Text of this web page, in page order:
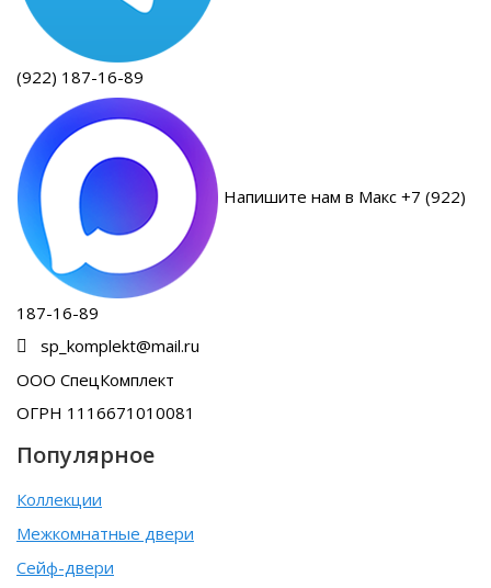
(922) 187-16-89
Напишите нам в Макс +7 (922)
187-16-89
sp_komplekt@mail.ru
ООО СпецКомплект
ОГРН 1116671010081
Популярное
Коллекции
Межкомнатные двери
Сейф-двери